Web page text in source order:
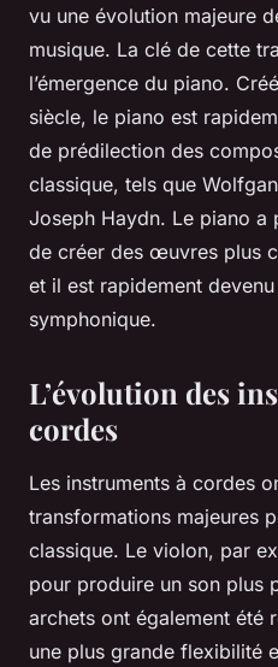
vu une évolution majeure
musique. La clé de cette
l’émergence du piano.
siècle, le piano est
de prédilection des
classique, tels que
Joseph Haydn. Le piano a
de créer des œuvres plus
et il est rapidement
symphonique.
L’évolution des
cordes
Les instruments à cordes
transformations majeures
classique. Le violon, par
pour produire un son plus
archets ont également été
une plus grande flexibilité